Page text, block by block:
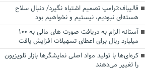
قالیباف:ترامپ تصمیم اشتباه نگیرد/ دنبال سلاح
هسته‌ای نبودیم، نیستیم و نخواهیم بود
آستانه الزام به دریافت صورت های مالی به ۱۰۰
میلیارد ریال برای اعطای تسهیلات افزایش یافت
کره‌ای‌ها با تولید مواد اصلی نمایشگرها بازار تلویزیون
را تغییر می‌دهند